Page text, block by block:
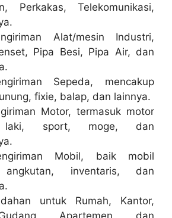
Perkakas, Telekomunikasi,
Alat/mesin Industri,
Pipa Besi, Pipa Air, dan
Sepeda, mencakup
fixie, balap, dan lainnya.
Motor, termasuk motor
laki, sport, moge, dan
Mobil, baik mobil
inventaris, dan
untuk Rumah, Kantor,
Apartemen, dan